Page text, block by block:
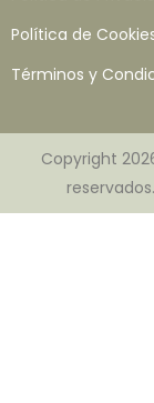
Política de
Términos y
Copyright